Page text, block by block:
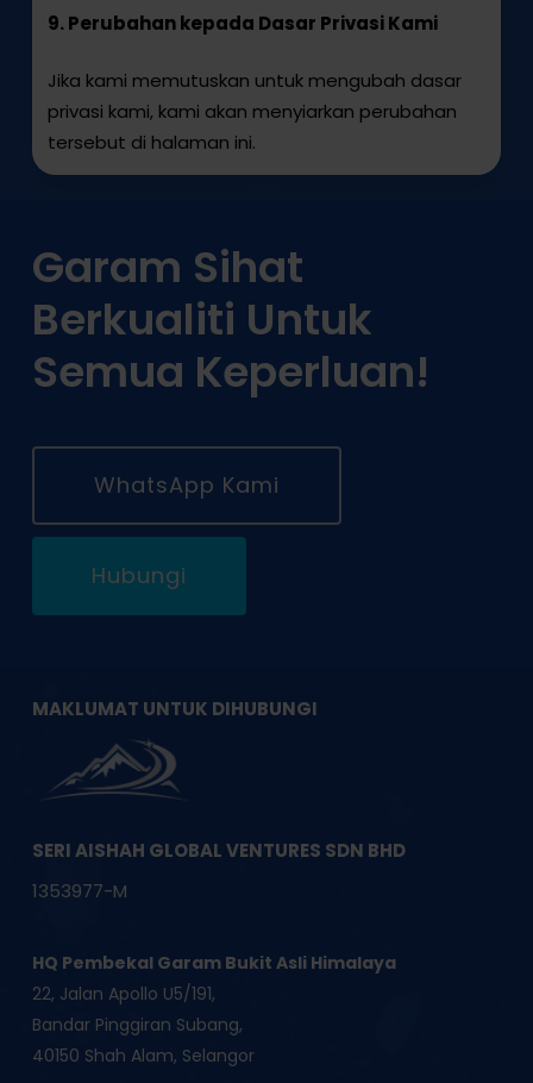
9. Perubahan kepada Dasar Privasi Kami
Jika kami memutuskan untuk mengubah dasar
privasi kami, kami akan menyiarkan perubahan
tersebut di halaman ini.
Garam Sihat
Berkualiti Untuk
Semua Keperluan!
WhatsApp Kami
Hubungi
MAKLUMAT UNTUK DIHUBUNGI
SERI AISHAH GLOBAL VENTURES SDN BHD
1353977-M
HQ Pembekal Garam Bukit Asli Himalaya
22, Jalan Apollo U5/191,
Bandar Pinggiran Subang,
40150 Shah Alam, Selangor